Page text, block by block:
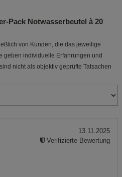
Pack Notwasserbeutel à 20
von Kunden, die das jeweilige
geben individuelle Erfahrungen und
nicht als objektiv geprüfte Tatsachen
13.11.2025
Verifizierte Bewertung